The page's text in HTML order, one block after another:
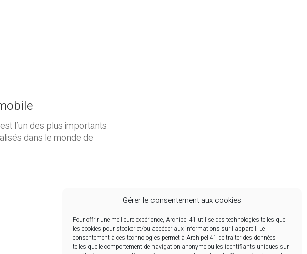
Gérer le consentement aux cookies
Pour offrir une meilleure expérience, Archipel 41 utilise des technologies telles que
les cookies pour stocker et/ou accéder aux informations sur l'appareil. Le
consentement à ces technologies permet à Archipel 41 de traiter des données
telles que le comportement de navigation anonyme ou les identifiants uniques sur
l’un des plus importants
dans le monde de